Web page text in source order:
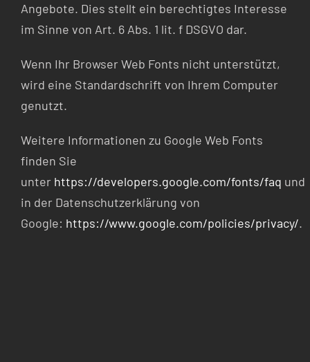
Angebote. Dies stellt ein berechtigtes Interesse
im Sinne von Art. 6 Abs. 1 lit. f DSGVO dar.
Wenn Ihr Browser Web Fonts nicht unterstützt,
wird eine Standardschrift von Ihrem Computer
genutzt.
Weitere Informationen zu Google Web Fonts
finden Sie
unter https://developers.google.com/fonts/faq und
in der Datenschutzerklärung von
Google: https://www.google.com/policies/privacy/.